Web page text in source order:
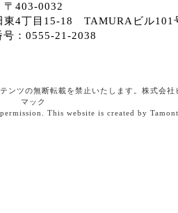
求について
情報のご本人または代理
介希望者情報の利用目的の
びに、第三者提供記録の開
申し出ることができます。
、以下の窓口までお問い合
〒403-0032
東4丁目15-18 TAMURAビル101
号：0555-21-2038
ンツの無断転載を禁止いたします。株式会社
マック
This website is created by